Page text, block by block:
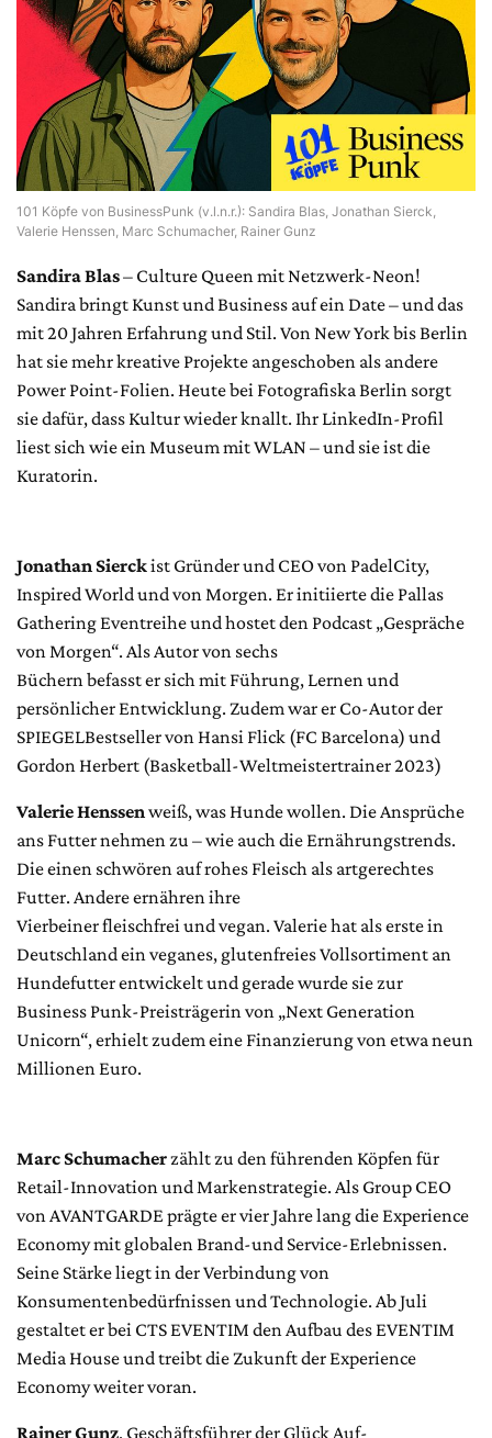
101 Köpfe von BusinessPunk (v.l.n.r.): Sandira Blas, Jonathan Sierck,
Valerie Henssen, Marc Schumacher, Rainer Gunz
Sandira Blas– Culture Queen mit Netzwerk-Neon!
Sandira bringt Kunst und Business auf ein Date – und das
mit 20 Jahren Erfahrung und Stil. Von New York bis Berlin
hat sie mehr kreative Projekte angeschoben als andere
Power Point-Folien. Heute bei Fotografiska Berlin sorgt
sie dafür, dass Kultur wieder knallt. Ihr LinkedIn-Profil
liest sich wie ein Museum mit WLAN – und sie ist die
Kuratorin.
Jonathan Sierckist Gründer und CEO von PadelCity,
Inspired World und von Morgen. Er initiierte die Pallas
Gathering Eventreihe und hostet den Podcast „Gespräche
von Morgen“. Als Autor von sechs
Büchern befasst er sich mit Führung, Lernen und
persönlicher Entwicklung. Zudem war er Co-Autor der
SPIEGELBestseller von Hansi Flick (FC Barcelona) und
Gordon Herbert (Basketball-Weltmeistertrainer 2023)
Valerie Henssen weiß, was Hunde wollen. Die Ansprüche
ans Futter nehmen zu – wie auch die Ernährungstrends.
Die einen schwören auf rohes Fleisch als artgerechtes
Futter. Andere ernähren ihre
Vierbeiner fleischfrei und vegan. Valerie hat als erste in
Deutschland ein veganes, glutenfreies Vollsortiment an
Hundefutter entwickelt und gerade wurde sie zur
Business Punk-Preisträgerin von „Next Generation
Unicorn“, erhielt zudem eine Finanzierung von etwa neun
Millionen Euro.
Marc Schumacherzählt zu den führenden Köpfen für
Retail-Innovation und Markenstrategie. Als Group CEO
von AVANTGARDE prägte er vier Jahre lang die Experience
Economy mit globalen Brand-und Service-Erlebnissen.
Seine Stärke liegt in der Verbindung von
Konsumentenbedürfnissen und Technologie. Ab Juli
gestaltet er bei CTS EVENTIM den Aufbau des EVENTIM
Media House und treibt die Zukunft der Experience
Economy weiter voran.
Rainer Gunz, Geschäftsführer der Glück Auf-